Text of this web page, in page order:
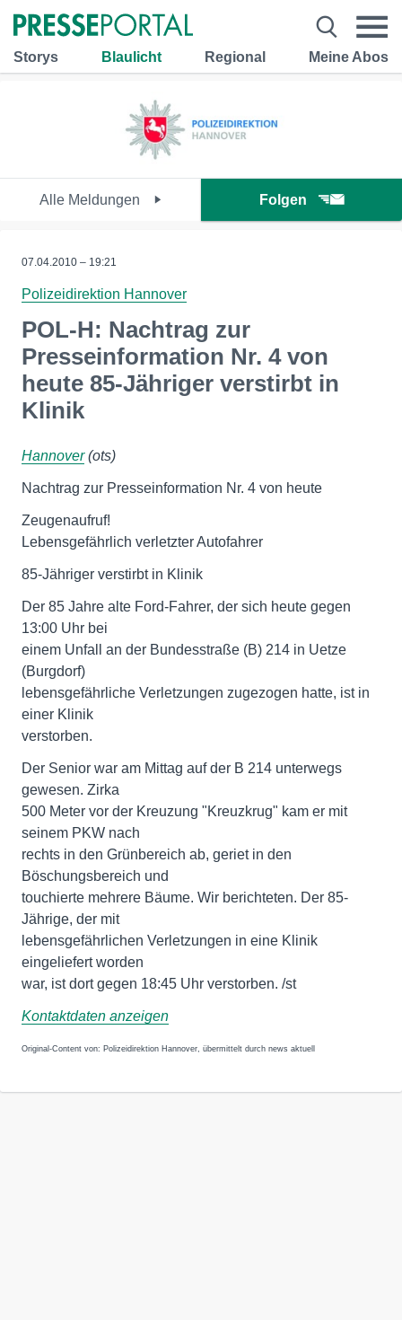
Storys Blaulicht Regional Meine Abos
Alle Meldungen Folgen
07.04.2010 – 19:21
Polizeidirektion Hannover
POL-H: Nachtrag zur
Presseinformation Nr. 4 von
heute 85-Jähriger verstirbt in
Klinik
Hannover(ots)
Nachtrag zur Presseinformation Nr. 4 von heute
Zeugenaufruf!
Lebensgefährlich verletzter Autofahrer
85-Jähriger verstirbt in Klinik
Der 85 Jahre alte Ford-Fahrer, der sich heute gegen
13:00 Uhr bei
einem Unfall an der Bundesstraße (B) 214 in Uetze
(Burgdorf)
lebensgefährliche Verletzungen zugezogen hatte, ist in
einer Klinik
verstorben.
Der Senior war am Mittag auf der B 214 unterwegs
gewesen. Zirka
500 Meter vor der Kreuzung "Kreuzkrug" kam er mit
seinem PKW nach
rechts in den Grünbereich ab, geriet in den
Böschungsbereich und
touchierte mehrere Bäume. Wir berichteten. Der 85-
Jährige, der mit
lebensgefährlichen Verletzungen in eine Klinik
eingeliefert worden
war, ist dort gegen 18:45 Uhr verstorben. /st
Kontaktdaten anzeigen
Original-Content von: Polizeidirektion Hannover, übermittelt durch news aktuell